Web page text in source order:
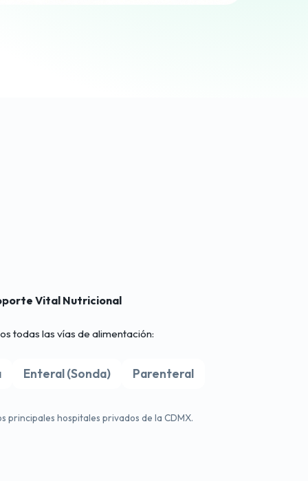
Vital Nutricional
todas las vías de alimentación:
Enteral (Sonda) Parenteral
principales hospitales privados de la CDMX.